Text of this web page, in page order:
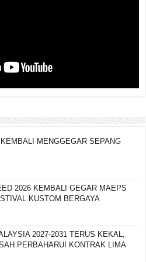
MENGGEGAR SEPANG
2026 KEMBALI GEGAR MAEPS
KUSTOM BERGAYA
2027-2031 TERUS KEKAL,
PERBAHARUI KONTRAK LIMA